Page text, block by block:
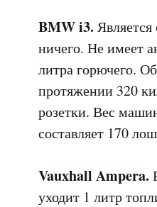
BMW i3.
ничего. Не имеет
литра горючего.
протяжении 320
розетки. Вес
составляет 170
Vauxhall Ampera.
уходит 1 литр